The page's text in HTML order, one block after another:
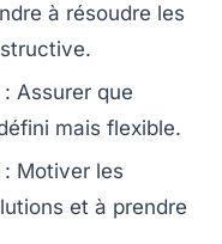
à résoudre les
Assurer que
mais flexible.
: Motiver les
et à prendre